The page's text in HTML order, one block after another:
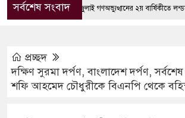
সর্বশেষ সংবাদজুলাই গণঅভ্যুত্থানের ২য় বার্ষিকীতে লন্ডনে
প্রচ্ছদ
দক্ষিণ সুরমা দর্পণ,বাংলাদেশ দর্পণ,
শফি আহমেদ চৌধুরীকে বিএনপি থেকে